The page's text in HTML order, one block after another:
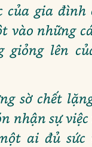
của gia đình
vào những
giỏng lên
sờ chết
nhận sự
ai đủ sức